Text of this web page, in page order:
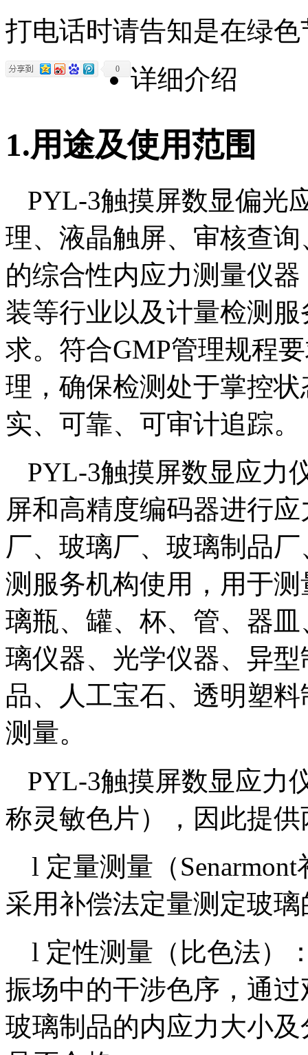
打电话时请告知是在绿
0 详细介绍
1.用途及使用范围
PYL-3触摸屏数显偏光
理、液晶触屏、审核查
的综合性内应力测量仪
装等行业以及计量检测
求。符合GMP管理规程
理，确保检测处于掌控
实、可靠、可审计追踪。
PYL-3触摸屏数显应力
屏和高精度编码器进行
厂、玻璃厂、玻璃制品
测服务机构使用，用于
璃瓶、罐、杯、管、器
璃仪器、光学仪器、异
品、人工宝石、透明塑
测量。
PYL-3触摸屏数显应力
称灵敏色片），因此提
l 定量测量（
采用补偿法定量测定玻
l 定性测量（比色法）
振场中的干涉色序，通
玻璃制品的内应力大小